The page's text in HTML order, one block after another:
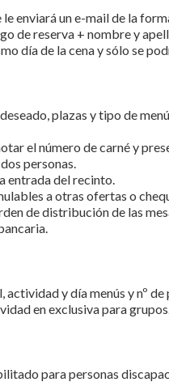
enviará un e-mail de la
de reserva + nombre y
día de la cena y sólo se
plazas y tipo de
el número de carné y
personas.
entrada del recinto.
a otras ofertas o
de distribución de las
y día menús y nº de
en exclusiva para
para personas